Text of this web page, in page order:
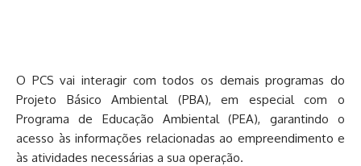
O PCS vai interagir com todos os demais programas do
Projeto Básico Ambiental (PBA), em especial com o
Programa de Educação Ambiental (PEA), garantindo o
acesso às informações relacionadas ao empreendimento e
às atividades necessárias a sua operação.